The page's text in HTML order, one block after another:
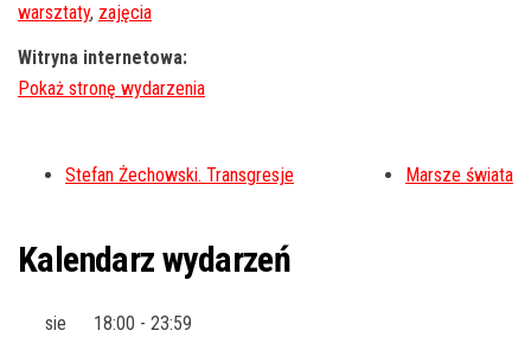
warsztaty, zajęcia
Witryna internetowa:
Stefan Żechowski. Transgresje Marsze świata
Kalendarz wydarzeń
sie
18:00 - 23:59